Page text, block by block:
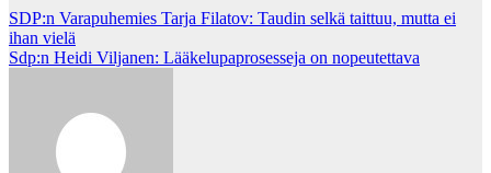
Post
navigation
SDP:n Varapuhemies Tarja Filatov: Taudin selkä taittuu, mutta ei
ihan vielä
Sdp:n Heidi Viljanen: Lääkelupaprosesseja on nopeutettava